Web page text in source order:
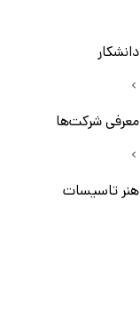
دانشکار
معرفی شرکت‌ها
هنر تاسیسات